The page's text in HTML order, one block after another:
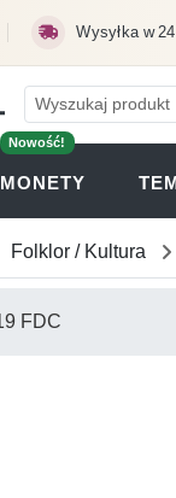
Wysyłka w
Nowość!
MONETY
Folklor / Kultura